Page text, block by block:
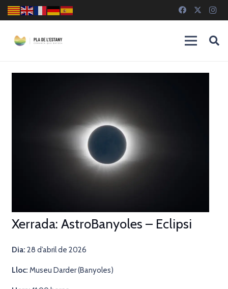
Xerrada: AstroBanyoles – Eclipsi
Dia: 28 d’abril de 2026
Lloc: Museu Darder (Banyoles)